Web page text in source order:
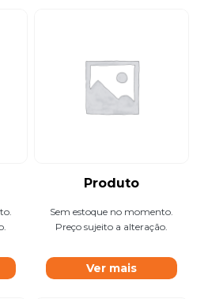
Produto
Sem estoque no momento.
Preço sujeito a alteração.
Ver mais